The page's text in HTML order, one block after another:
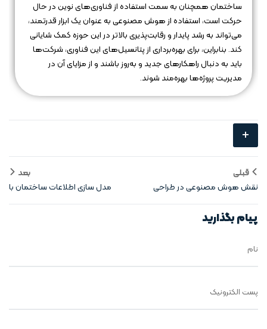
ساختمان همچنان به سمت استفاده از فناوری‌های نوین در حال
حرکت است، استفاده از هوش مصنوعی به عنوان یک ابزار قدرتمند،
می‌تواند به رشد پایدار و رقابت‌پذیری بالاتر در این حوزه کمک شایانی
کند. بنابراین، برای بهره‌برداری از پتانسیل‌های این فناوری، شرکت‌ها
باید به دنبال راهکارهای جدید و به‌روز باشند و از مزایای آن در
مدیریت پروژه‌ها بهره‌مند شوند.
+
قبلی
نقش هوش مصنوعی در طراحی
ساختمان‌ هوشمند
بعد
مدل‌ سازی اطلاعات ساختمان با
هوش مصنوعی
پیام بگذارید
نام
پست الکترونیک